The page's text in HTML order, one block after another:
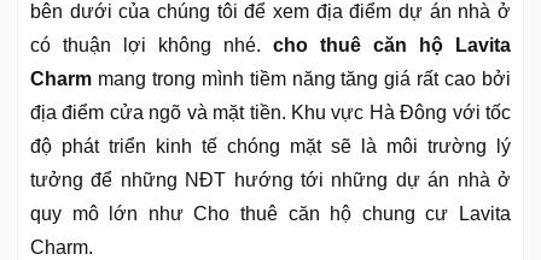
bên dưới của chúng tôi để xem địa điểm dự án nhà ở
có thuận lợi không nhé. cho thuê căn hộ Lavita
Charm mang trong mình tiềm năng tăng giá rất cao bởi
địa điểm cửa ngõ và mặt tiền. Khu vực Hà Đông với tốc
độ phát triển kinh tế chóng mặt sẽ là môi trường lý
tưởng để những NĐT hướng tới những dự án nhà ở
quy mô lớn như Cho thuê căn hộ chung cư Lavita
Charm.